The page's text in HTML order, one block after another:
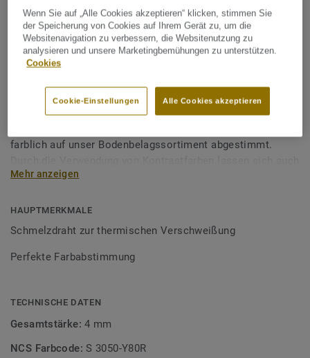
Tarkett Zubehör Komplettsortiment|Schweißschnüre
Schmelzdraht für Linoleum -
Unicoloured STRAWBERRY
Schmelzdraht wird zur thermischen Verschweißung zweier
farblich auf unser Bodenbelagssortiment abgestimmt.
besondere Designeffekte schaffen.
Mehr anzeigen
HAUPTMERKMALE
Schmelzdraht zur thermischen Verschweißung
Perfekte Farbabstimmung
TECHNISCHE DATEN
Gesamtstärke:4 mm
NCS Farbcode:S 3050-Y80R
Wenn Sie auf „Alle Cookies akzeptieren“ klicken, stimmen Sie
der Speicherung von Cookies auf Ihrem Gerät zu, um die
Websitenavigation zu verbessern, die Websitenutzung zu
analysieren und unsere Marketingbemühungen zu unterstützen.
Cookies
Alle Cookies akzeptieren
Cookie-Einstellungen